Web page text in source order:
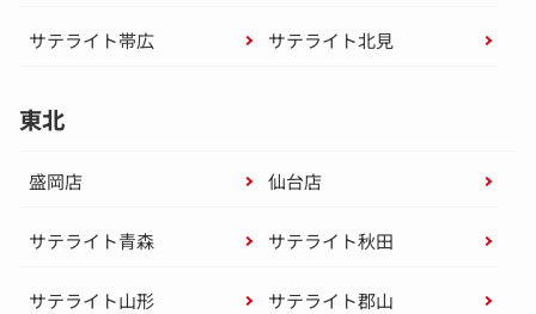
サテライト帯広 サテライト北見
東北
盛岡店 仙台店
サテライト青森 サテライト秋田
サテライト山形 サテライト郡山